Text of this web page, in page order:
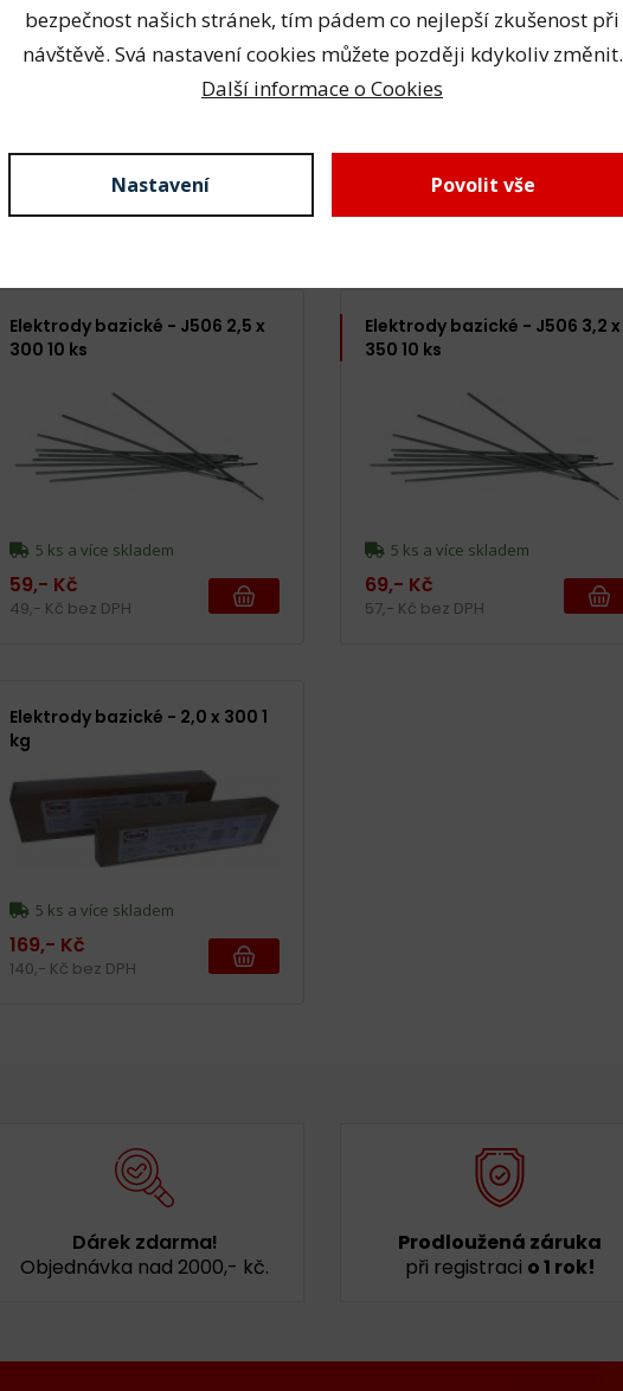
Technická data
Elektrody bazické - J506 2,5 x
300 10 ks
5 ks a více skladem
59,- Kč
49,- Kč bez DPH
Elektrody bazické - J506 3,2 x
350 10 ks
5 ks a více skladem
69,- Kč
57,- Kč bez DPH
Elektrody bazické - 2,0 x 300 1
kg
5 ks a více skladem
169,- Kč
140,- Kč bez DPH
Dárek zdarma!
Objednávka nad 2000,- kč.
Prodloužená záruka
při registraci o 1 rok!
bezpečnost našich stránek, tím pádem co nejlepší zkušenost při
návštěvě. Svá nastavení cookies můžete později kdykoliv změnit.
Další informace o Cookies
Nastavení Povolit vše